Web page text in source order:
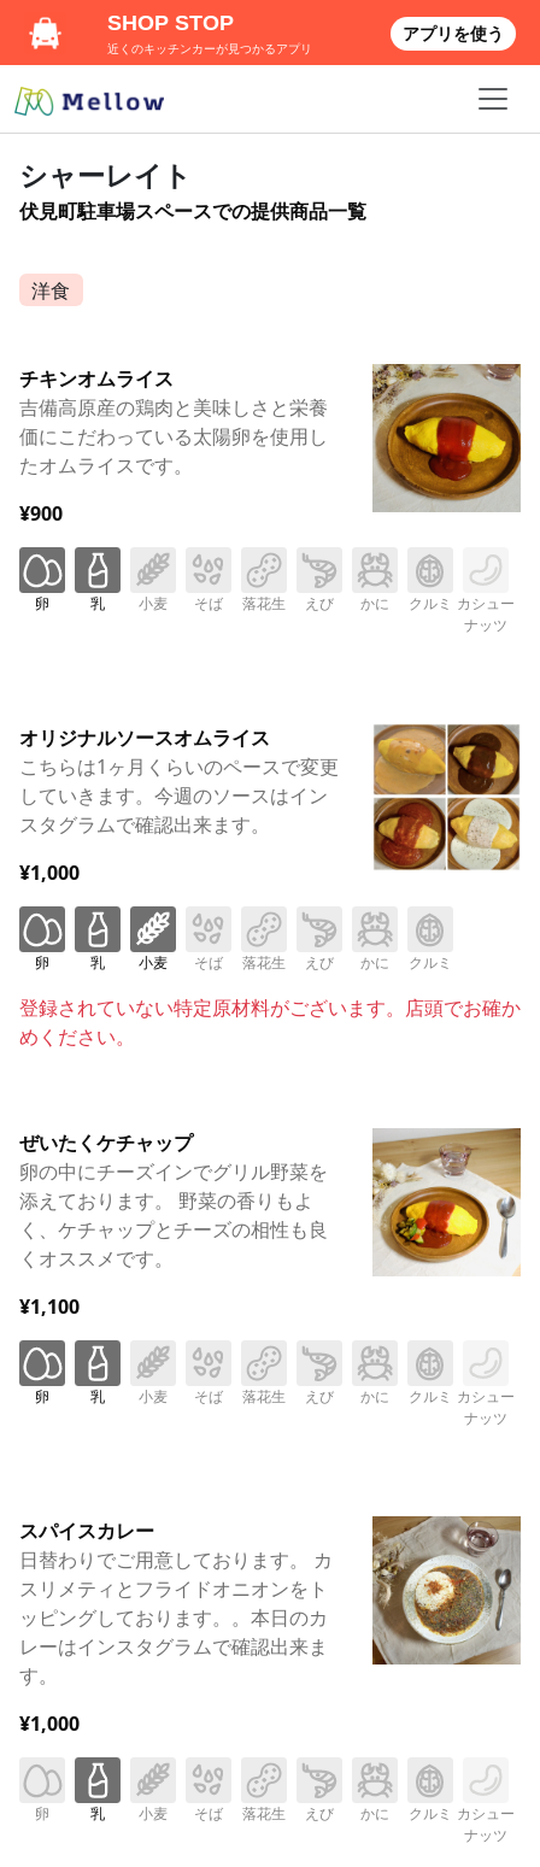
シャーレイト
伏見町駐車場スペースでの提供商品一覧
洋食
チキンオムライス
吉備高原産の鶏肉と美味しさと栄養
価にこだわっている太陽卵を使用し
たオムライスです。
¥900
卵 乳 小麦 そば 落花生 えび かに クルミ カシュー
ナッツ
オリジナルソースオムライス
こちらは1ヶ月くらいのペースで変更
していきます。今週のソースはイン
スタグラムで確認出来ます。
¥1,000
卵 乳 小麦 そば 落花生 えび かに クルミ
登録されていない特定原材料がございます。店頭でお確か
めください。
ぜいたくケチャップ
卵の中にチーズインでグリル野菜を
添えております。 野菜の香りもよ
く、ケチャップとチーズの相性も良
くオススメです。
¥1,100
卵 乳 小麦 そば 落花生 えび かに クルミ カシュー
ナッツ
スパイスカレー
日替わりでご用意しております。 カ
スリメティとフライドオニオンをト
ッピングしております。。本日のカ
レーはインスタグラムで確認出来ま
す。
¥1,000
卵 乳 小麦 そば 落花生 えび かに クルミ カシュー
ナッツ
SHOP STOP
近くのキッチンカーが見つかるアプリ
アプリを使う